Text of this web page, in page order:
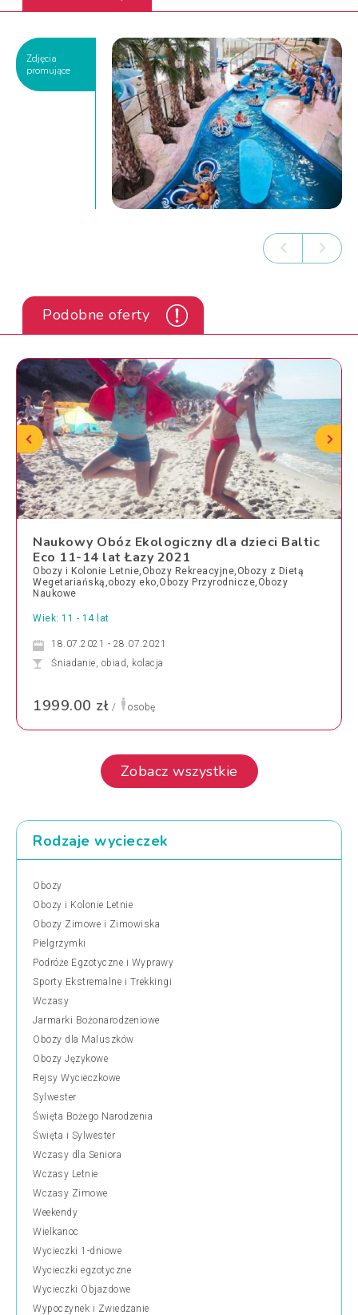
Zdjęcia
promujące
Podobne oferty
Naukowy Obóz Ekologiczny dla dzieci Baltic
Eco 11-14 lat Łazy 2021
Obozy i Kolonie Letnie,Obozy Rekreacyjne,Obozy z Dietą
Wegetariańską,obozy eko,Obozy Przyrodnicze,Obozy
Naukowe
Wiek: 11 - 14 lat
18.07.2021 - 28.07.2021
Śniadanie, obiad, kolacja
1999.00 zł / osobę
Zobacz wszystkie
Rodzaje wycieczek
Obozy
Obozy i Kolonie Letnie
Obozy Zimowe i Zimowiska
Pielgrzymki
Podróże Egzotyczne i Wyprawy
Sporty Ekstremalne i Trekkingi
Wczasy
Jarmarki Bożonarodzeniowe
Obozy dla Maluszków
Obozy Językowe
Rejsy Wycieczkowe
Sylwester
Święta Bożego Narodzenia
Święta i Sylwester
Wczasy dla Seniora
Wczasy Letnie
Wczasy Zimowe
Weekendy
Wielkanoc
Wycieczki 1-dniowe
Wycieczki egzotyczne
Wycieczki Objazdowe
Wypoczynek i Zwiedzanie